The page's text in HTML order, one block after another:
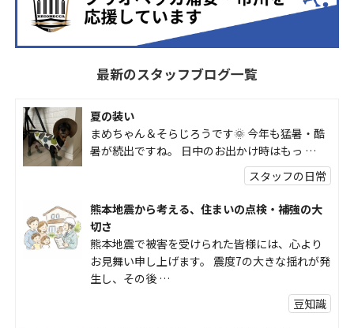
最新のスタッフブログ一覧
夏の装い
まめちゃん＆そらじろうです🌞 今年も猛暑・酷
暑が続出ですね。 日中のお出かけ時はもっ …
スタッフの日常
熊本地震から考える、住まいの点検・補強の大
切さ
熊本地震で被害を受けられた皆様には、心より
お見舞い申し上げます。 震度7の大きな揺れが発
生し、その後 …
豆知識